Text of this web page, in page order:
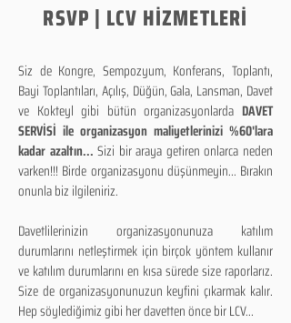
RSVP | LCV HİZMETLERİ
Siz de Kongre, Sempozyum, Konferans, Toplantı,
Bayi Toplantıları, Açılış, Düğün, Gala, Lansman, Davet
ve Kokteyl gibi bütün organizasyonlarda DAVET
SERVİSİ ile organizasyon maliyetlerinizi %60'lara
kadar azaltın...Sizi bir araya getiren onlarca neden
varken!!! Birde organizasyonu düşünmeyin... Bırakın
onunla biz ilgileniriz.
Davetlilerinizin organizasyonunuza katılım
durumlarını netleştirmek için birçok yöntem kullanır
ve katılım durumlarını en kısa sürede size raporlarız.
Size de organizasyonunuzun keyfini çıkarmak kalır.
Hep söylediğimiz gibi her davetten önce bir LCV...